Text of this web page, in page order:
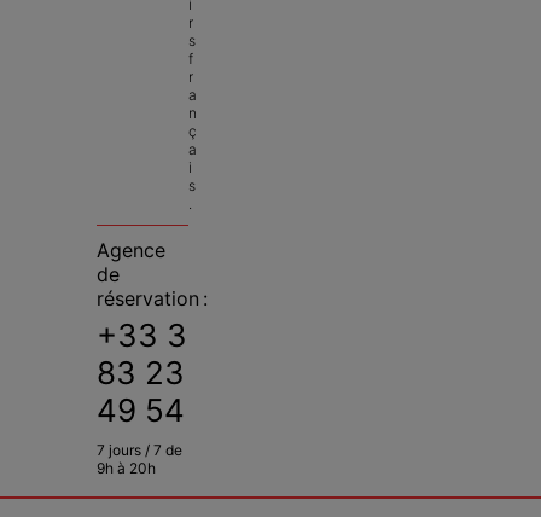
i
r
s
f
r
a
n
ç
a
i
s
.
Agence
de
réservation :
+33 3
83 23
49 54
7 jours / 7 de
9h à 20h